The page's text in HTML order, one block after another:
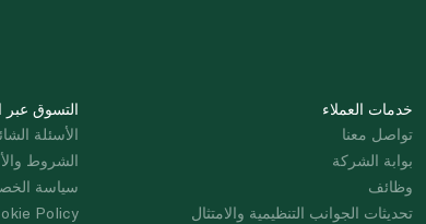
التسوق عبر
الأسئلة
الشروط
سياسة
Policy
خدمات العملاء
تواصل معنا
بوابة الشركة
وظائف
تحديثات الجوانب التنظيمية والامتثال